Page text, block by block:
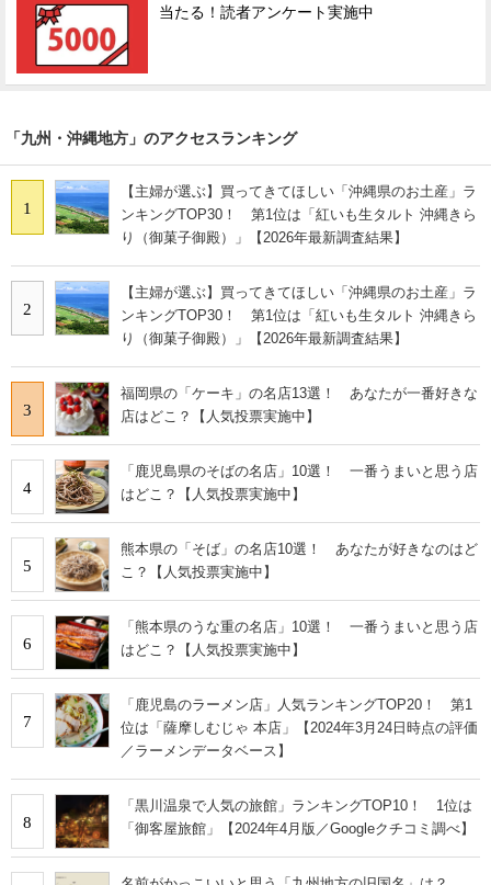
当たる！読者アンケート実施中
「九州・沖縄地方」のアクセスランキング
1
【主婦が選ぶ】買ってきてほしい「沖縄県のお土産」ラ
ンキングTOP30！ 第1位は「紅いも生タルト 沖縄きら
り（御菓子御殿）」【2026年最新調査結果】
2
【主婦が選ぶ】買ってきてほしい「沖縄県のお土産」ラ
ンキングTOP30！ 第1位は「紅いも生タルト 沖縄きら
り（御菓子御殿）」【2026年最新調査結果】
3
福岡県の「ケーキ」の名店13選！ あなたが一番好きな
店はどこ？【人気投票実施中】
4
「鹿児島県のそばの名店」10選！ 一番うまいと思う店
はどこ？【人気投票実施中】
5
熊本県の「そば」の名店10選！ あなたが好きなのはど
こ？【人気投票実施中】
6
「熊本県のうな重の名店」10選！ 一番うまいと思う店
はどこ？【人気投票実施中】
7
「鹿児島のラーメン店」人気ランキングTOP20！ 第1
位は「薩摩しむじゃ 本店」【2024年3月24日時点の評価
／ラーメンデータベース】
8
「黒川温泉で人気の旅館」ランキングTOP10！ 1位は
「御客屋旅館」【2024年4月版／Googleクチコミ調べ】